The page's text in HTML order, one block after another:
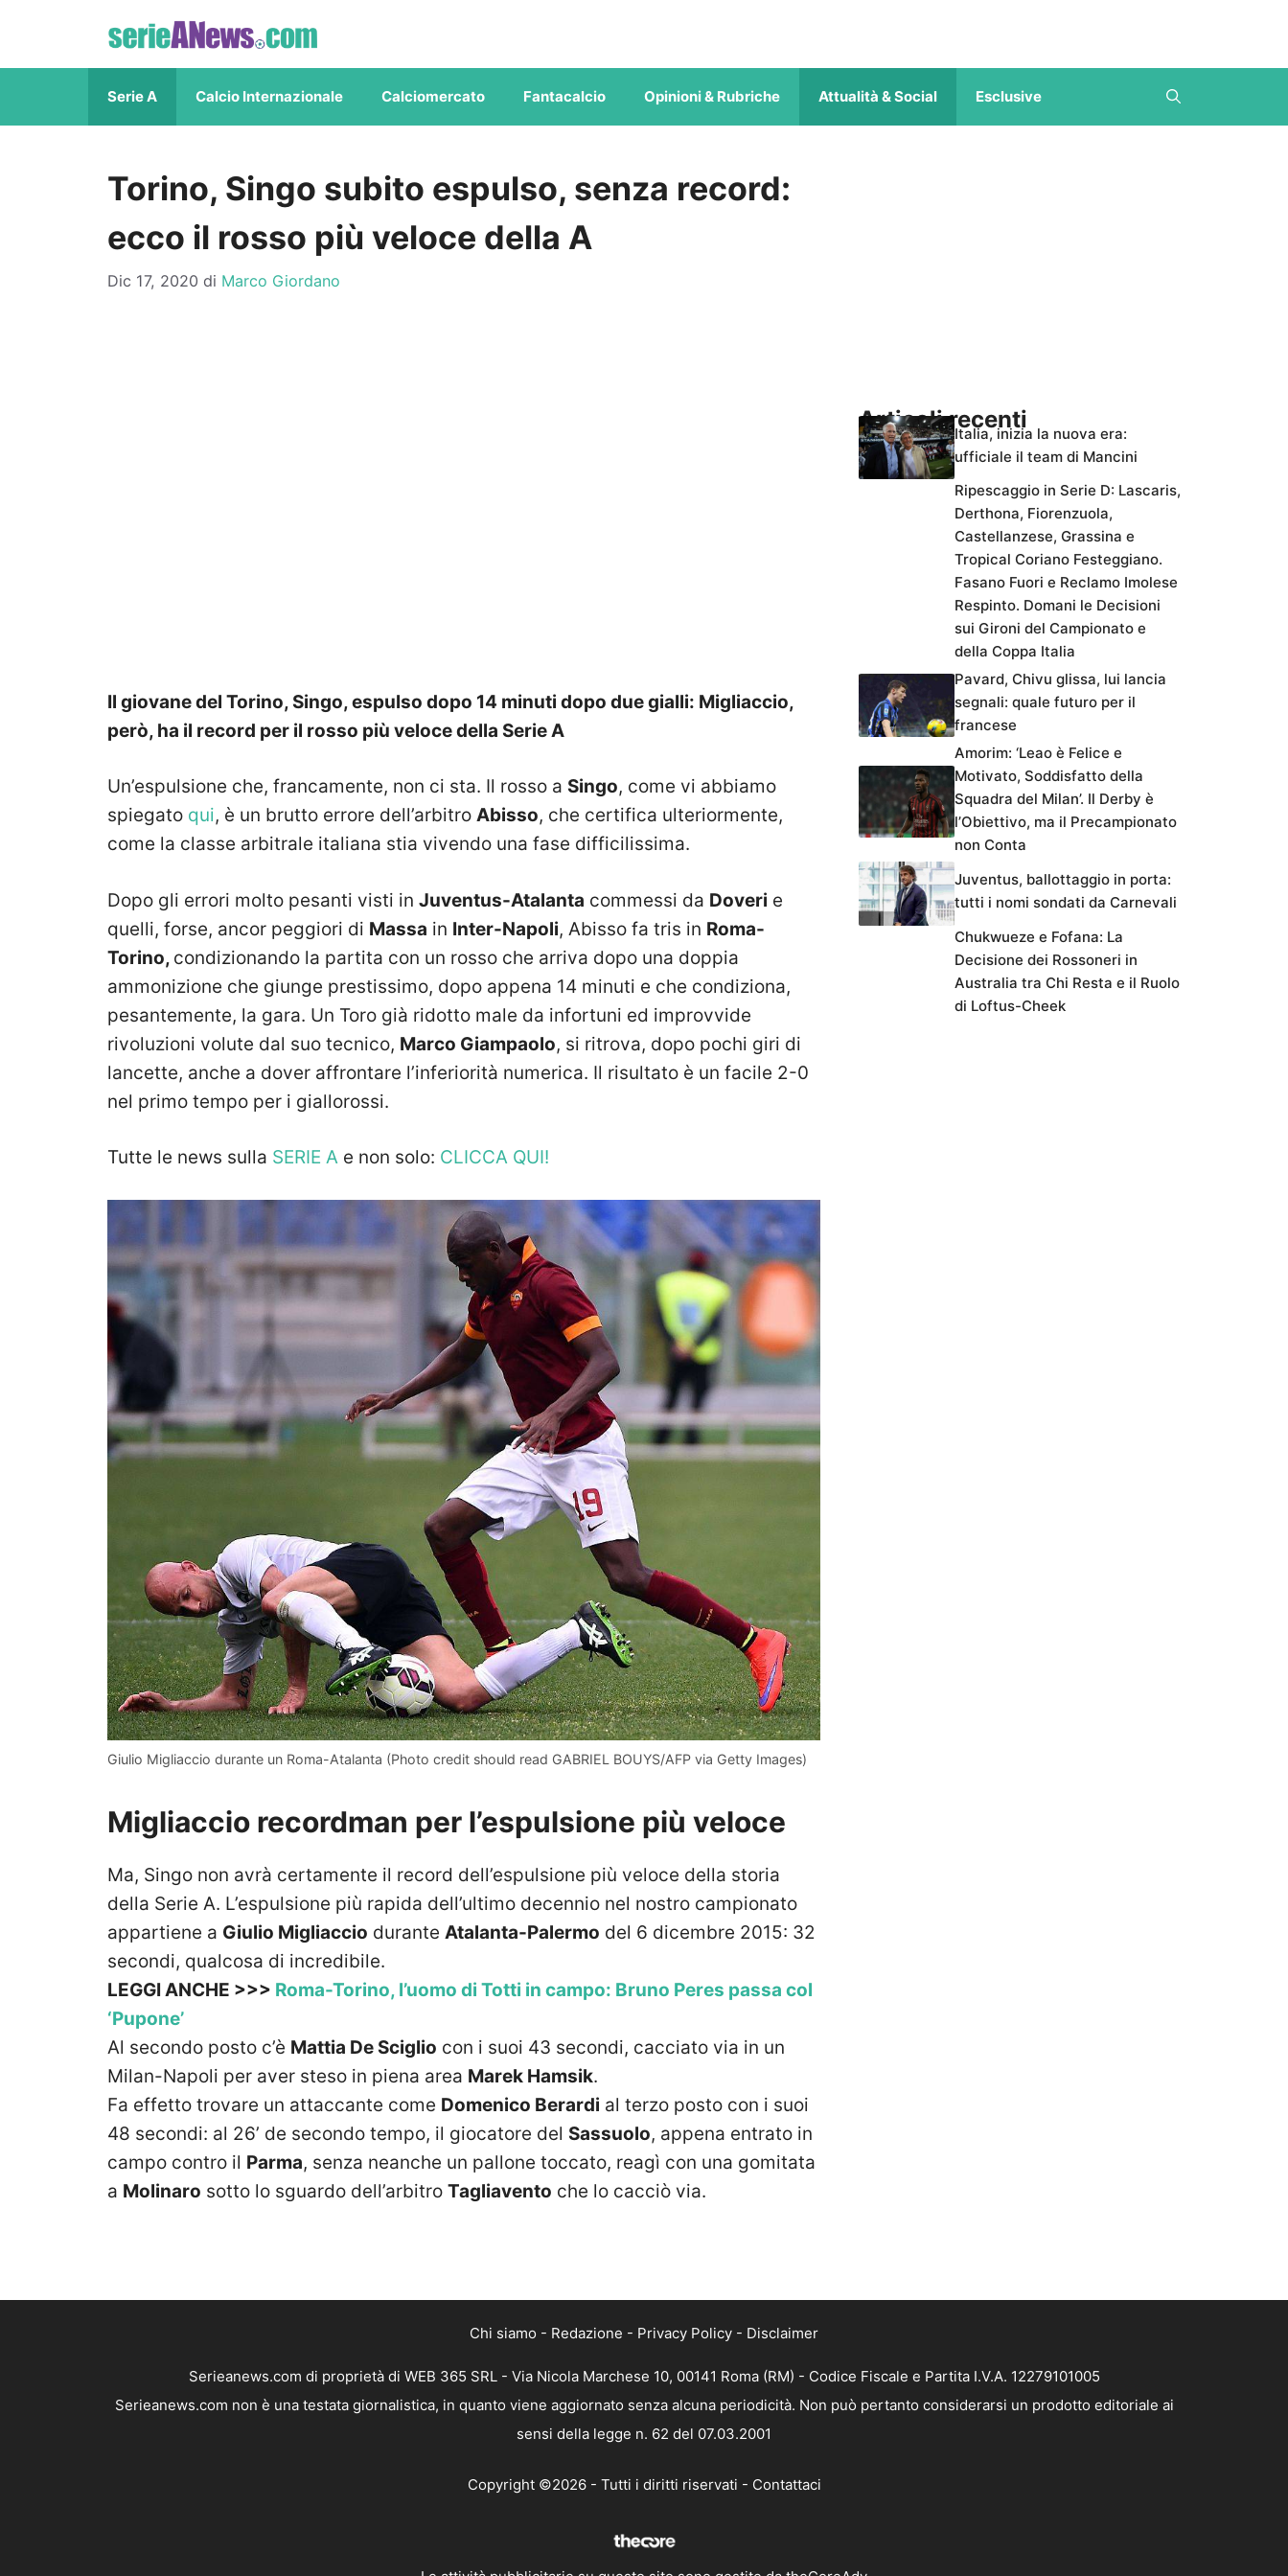
contenuto
Serie A Calcio Internazionale Calciomercato Fantacalcio Opinioni & Rubriche Attualità & Social Esclusive
Torino, Singo subito espulso, senza record:
ecco il rosso più veloce della A
Dic 17, 2020 di Marco Giordano
Il giovane del Torino, Singo, espulso dopo 14 minuti dopo due gialli: Migliaccio,
però, ha il record per il rosso più veloce della Serie A
Un’espulsione che, francamente, non ci sta. Il rosso a Singo, come vi abbiamo
spiegato qui, è un brutto errore dell’arbitro Abisso, che certifica ulteriormente,
come la classe arbitrale italiana stia vivendo una fase difficilissima.
Dopo gli errori molto pesanti visti in Juventus-Atalanta commessi da Doveri e
quelli, forse, ancor peggiori di Massa in Inter-Napoli, Abisso fa tris in Roma-
Torino, condizionando la partita con un rosso che arriva dopo una doppia
ammonizione che giunge prestissimo, dopo appena 14 minuti e che condiziona,
pesantemente, la gara. Un Toro già ridotto male da infortuni ed improvvide
rivoluzioni volute dal suo tecnico, Marco Giampaolo, si ritrova, dopo pochi giri di
lancette, anche a dover affrontare l’inferiorità numerica. Il risultato è un facile 2-0
nel primo tempo per i giallorossi.
Tutte le news sulla SERIE A e non solo: CLICCA QUI!
Giulio Migliaccio durante un Roma-Atalanta (Photo credit should read GABRIEL BOUYS/AFP via Getty Images)
Migliaccio recordman per l’espulsione più veloce
Ma, Singo non avrà certamente il record dell’espulsione più veloce della storia
della Serie A. L’espulsione più rapida dell’ultimo decennio nel nostro campionato
appartiene a Giulio Migliaccio durante Atalanta-Palermo del 6 dicembre 2015: 32
secondi, qualcosa di incredibile.
LEGGI ANCHE >>> Roma-Torino, l’uomo di Totti in campo: Bruno Peres passa col
‘Pupone’
Al secondo posto c’è Mattia De Sciglio con i suoi 43 secondi, cacciato via in un
Milan-Napoli per aver steso in piena area Marek Hamsik.
Fa effetto trovare un attaccante come Domenico Berardi al terzo posto con i suoi
48 secondi: al 26’ de secondo tempo, il giocatore del Sassuolo, appena entrato in
campo contro il Parma, senza neanche un pallone toccato, reagì con una gomitata
a Molinaro sotto lo sguardo dell’arbitro Tagliavento che lo cacciò via.
Articoli recenti
Italia, inizia la nuova era:
ufficiale il team di Mancini
Ripescaggio in Serie D: Lascaris,
Derthona, Fiorenzuola,
Castellanzese, Grassina e
Tropical Coriano Festeggiano.
Fasano Fuori e Reclamo Imolese
Respinto. Domani le Decisioni
sui Gironi del Campionato e
della Coppa Italia
Pavard, Chivu glissa, lui lancia
segnali: quale futuro per il
francese
Amorim: ‘Leao è Felice e
Motivato, Soddisfatto della
Squadra del Milan’. Il Derby è
l’Obiettivo, ma il Precampionato
non Conta
Juventus, ballottaggio in porta:
tutti i nomi sondati da Carnevali
Chukwueze e Fofana: La
Decisione dei Rossoneri in
Australia tra Chi Resta e il Ruolo
di Loftus-Cheek
Chi siamo - Redazione - Privacy Policy - Disclaimer
Serieanews.com di proprietà di WEB 365 SRL - Via Nicola Marchese 10, 00141 Roma (RM) - Codice Fiscale e Partita I.V.A. 12279101005
Serieanews.com non è una testata giornalistica, in quanto viene aggiornato senza alcuna periodicità. Non può pertanto considerarsi un prodotto editoriale ai
sensi della legge n. 62 del 07.03.2001
Copyright ©2026 - Tutti i diritti riservati - Contattaci